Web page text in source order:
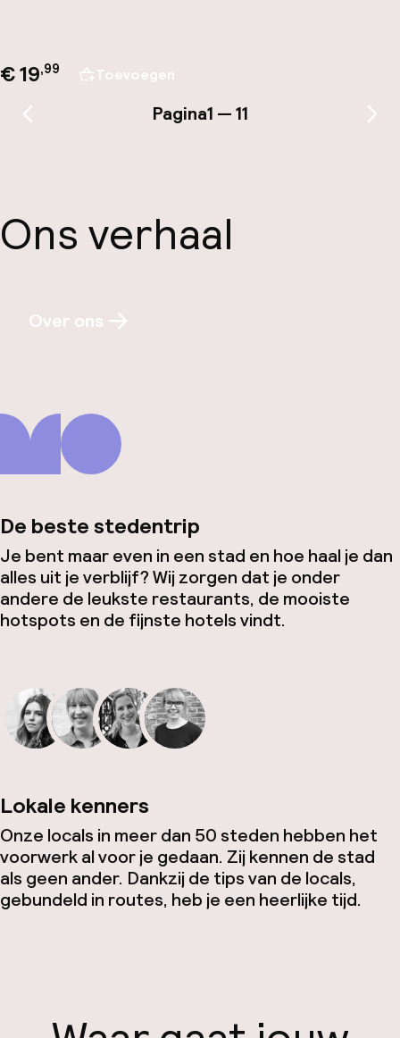
€ 19,99 Toevoegen
Vorige pagina Pagina1 — 11
Ons verhaal
Over ons
De beste stedentrip
Je bent maar even in een stad en hoe haal je dan
alles uit je verblijf? Wij zorgen dat je onder
andere de leukste restaurants, de mooiste
hotspots en de fijnste hotels vindt.
Lokale kenners
Onze locals in meer dan 50 steden hebben het
voorwerk al voor je gedaan. Zij kennen de stad
als geen ander. Dankzij de tips van de locals,
gebundeld in routes, heb je een heerlijke tijd.